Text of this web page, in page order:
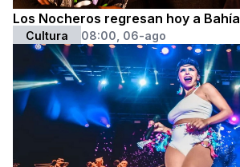
Los Nocheros regresan hoy a Bahía
Cultura 08:00, 06-ago